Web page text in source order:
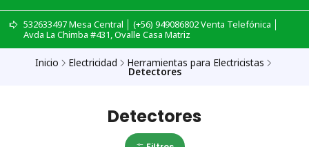
532633497 Mesa Central │ (+56) 949086802 Venta Telefónica │
Avda La Chimba #431, Ovalle Casa Matriz
Inicio Electricidad Herramientas para Electricistas
Detectores
Detectores